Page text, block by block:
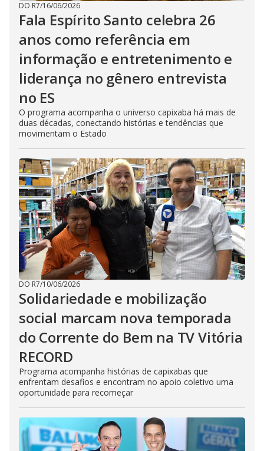
DO R7/16/06/2026
Fala Espírito Santo celebra 26
anos como referência em
informação e entretenimento e
liderança no gênero entrevista
no ES
O programa acompanha o universo capixaba há mais de
duas décadas, conectando histórias e tendências que
movimentam o Estado
DO R7/10/06/2026
Solidariedade e mobilização
social marcam nova temporada
do Corrente do Bem na TV Vitória
RECORD
Programa acompanha histórias de capixabas que
enfrentam desafios e encontram no apoio coletivo uma
oportunidade para recomeçar